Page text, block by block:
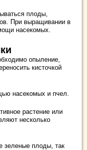
плоды,
При выращивании в
насекомых.
опыление,
кисточкой
насекомых и пчел.
растение или
несколько
зеленые плоды, так